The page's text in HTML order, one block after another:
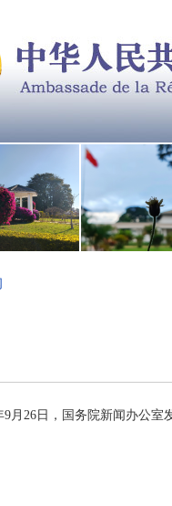
9月26日，国务院新闻办公